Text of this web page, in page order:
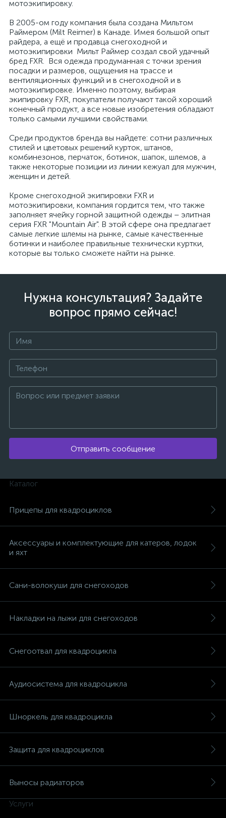
мотоэкипировку.
В 2005-ом году компания была создана Мильтом
Раймером (Milt Reimer) в Канаде. Имея большой опыт
райдера, а ещё и продавца снегоходной и
мотоэкипировки Мильт Раймер создал свой удачный
бред FXR. Вся одежда продуманная с точки зрения
посадки и размеров, ощущения на трассе и
вентиляционных функций и в снегоходной и в
мотоэкипировке. Именно поэтому, выбирая
экипировку FXR, покупатели получают такой хороший
конечный продукт, а все новые изобретения обладают
только самыми лучшими свойствами.
Среди продуктов бренда вы найдете: сотни различных
стилей и цветовых решений курток, штанов,
комбинезонов, перчаток, ботинок, шапок, шлемов, а
также некоторые позиции из линии кежуал для мужчин,
женщин и детей.
Кроме снегоходной экипировки FXR и
мотоэкипировки, компания гордится тем, что также
заполняет ячейку горной защитной одежды – элитная
серия FXR "Mountain Air". В этой сфере она предлагает
самые легкие шлемы на рынке, самые качественные
ботинки и наиболее правильные технически куртки,
которые вы только сможете найти на рынке.
Нужна консультация? Задайте
вопрос прямо сейчас!
Отправить сообщение
Каталог
Прицепы для квадроциклов
Аксессуары и комплектующие для катеров, лодок
и яхт
Сани-волокуши для снегоходов
Накладки на лыжи для снегоходов
Снегоотвал для квадроцикла
Аудиосистема для квадроцикла
Шноркель для квадроцикла
Защита для квадроциклов
Выносы радиаторов
Услуги